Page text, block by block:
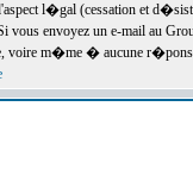
l�gal (cessation et
envoyez un e-mail au
voire m�me � aucune